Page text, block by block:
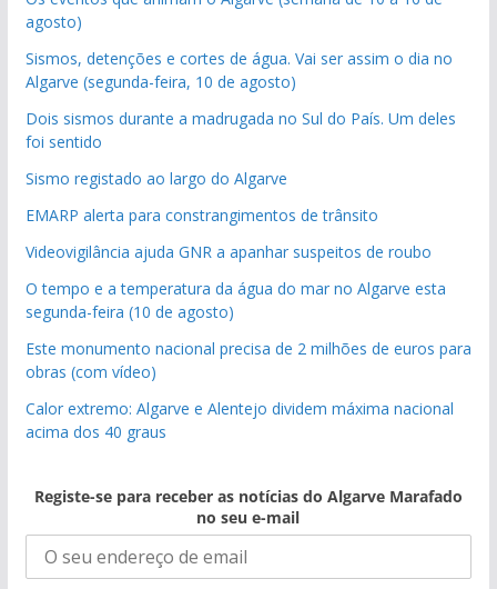
agosto)
Sismos, detenções e cortes de água. Vai ser assim o dia no
Algarve (segunda-feira, 10 de agosto)
Dois sismos durante a madrugada no Sul do País. Um deles
foi sentido
Sismo registado ao largo do Algarve
EMARP alerta para constrangimentos de trânsito
Videovigilância ajuda GNR a apanhar suspeitos de roubo
O tempo e a temperatura da água do mar no Algarve esta
segunda-feira (10 de agosto)
Este monumento nacional precisa de 2 milhões de euros para
obras (com vídeo)
Calor extremo: Algarve e Alentejo dividem máxima nacional
acima dos 40 graus
Registe-se para receber as notícias do Algarve Marafado
no seu e-mail